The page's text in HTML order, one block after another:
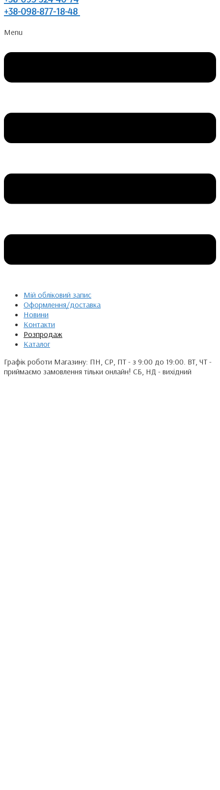
+38-098-877-18-48
Menu
Мій обліковий запис
Оформлення/доставка
Новини
Контакти
Розпродаж
Каталог
Графік роботи Магазину: ПН, СР, ПТ - з 9:00 до 19:00. ВТ, ЧТ -
приймаємо замовлення тільки онлайн! СБ, НД - вихідний